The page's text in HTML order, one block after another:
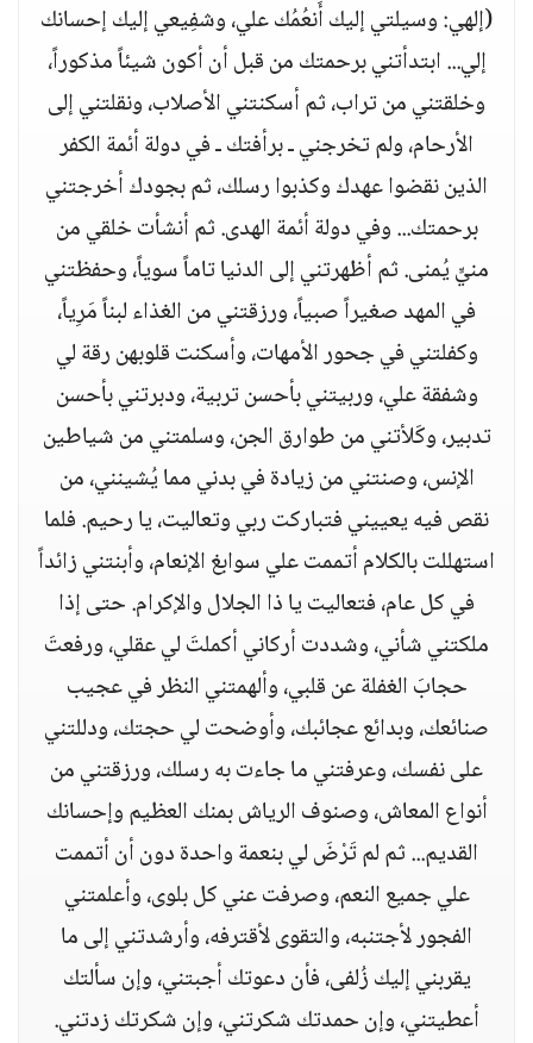
(إلهي: وسيلتي إليك أَنعُمُك علي، وشفِيعي إليك إحسانك
إلي... ابتدأتني برحمتك من قبل أن أكون شيئاً مذكوراً،
وخلقتني من تراب، ثم أسكنتني الأصلاب، ونقلتني إلى
الأرحام، ولم تخرجني ـ برأفتك ـ في دولة أئمة الكفر
الذين نقضوا عهدك وكذبوا رسلك، ثم بجودك أخرجتني
برحمتك... وفي دولة أئمة الهدى. ثم أنشأت خلقي من
منيٍّ يُمنى. ثم أظهرتني إلى الدنيا تاماً سوياً، وحفظتني
في المهد صغيراً صبياً، ورزقتني من الغذاء لبناً مَرِياً،
وكفلتني في جحور الأمهات، وأسكنت قلوبهن رقة لي
وشفقة علي، وربيتني بأحسن تربية، ودبرتني بأحسن
تدبير، وكَلأتني من طوارق الجن، وسلمتني من شياطين
الإنس، وصنتني من زيادة في بدني مما يُشينني، من
نقص فيه يعييني فتباركت ربي وتعاليت، يا رحيم. فلما
استهللت بالكلام أتممت علي سوابغ الإنعام، وأبنتني زائداً
في كل عام، فتعاليت يا ذا الجلال والإكرام. حتى إذا
ملكتني شأني، وشددت أركاني أكملتَ لي عقلي، ورفعتَ
حجابَ الغفلة عن قلبي، وألهمتني النظر في عجيب
صنائعك، وبدائع عجائبك، وأوضحت لي حجتك، ودللتني
على نفسك، وعرفتني ما جاءت به رسلك، ورزقتني من
أنواع المعاش، وصنوف الرياش بمنك العظيم وإحسانك
القديم... ثم لم تَرْضَ لي بنعمة واحدة دون أن أتممت
علي جميع النعم، وصرفت عني كل بلوى، وأعلمتني
الفجور لأجتنبه، والتقوى لأقترفه، وأرشدتني إلى ما
يقربني إليك زُلفى، فأن دعوتك أجبتني، وإن سألتك
أعطيتني، وإن حمدتك شكرتني، وإن شكرتك زدتني.